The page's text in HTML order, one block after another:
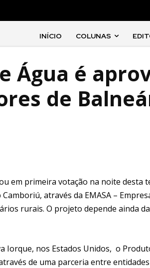
INÍCIO COLUNAS
Água é
de
em primeira votação na noite desta
através da EMASA –
rurais. O projeto depende ainda
Iorque, nos Estados Unidos, o
de uma parceria entre